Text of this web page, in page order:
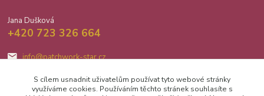
Jana Dušková
+420 723 326 664
info@patchwork-star.cz
S cílem usnadnit uživatelům používat tyto webové stránky
využíváme cookies. Používáním těchto stránek souhlasíte s